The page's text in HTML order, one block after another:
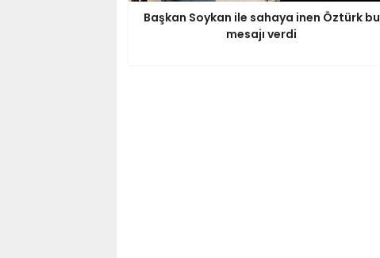
Başkan Soykan ile sahaya inen Öztürk bu
mesajı verdi